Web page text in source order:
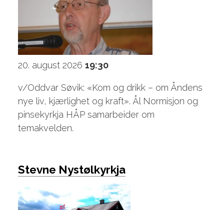
20. august 2026 19:30
v/Oddvar Søvik: «Kom og drikk – om Åndens
nye liv, kjærlighet og kraft». Ål Normisjon og
pinsekyrkja HÅP samarbeider om
temakvelden.
Stevne Nystølkyrkja